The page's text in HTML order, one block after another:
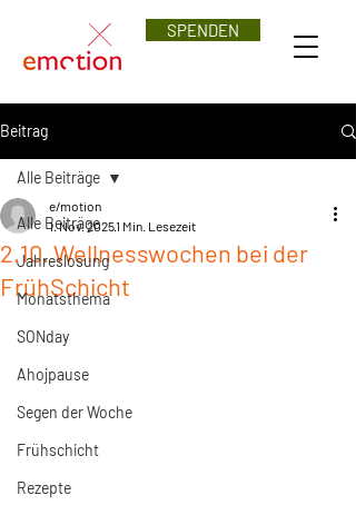
SPENDEN
Beitrag
Alle Beiträge
Jahreslosung
Monatsthema
SONday
Ahojpause
Segen der Woche
Frühschicht
Rezepte
Alle Beiträge
2.10. Wellnesswochen bei der
FrühSchicht
e/motion
1. Nov. 20251 Min. Lesezeit